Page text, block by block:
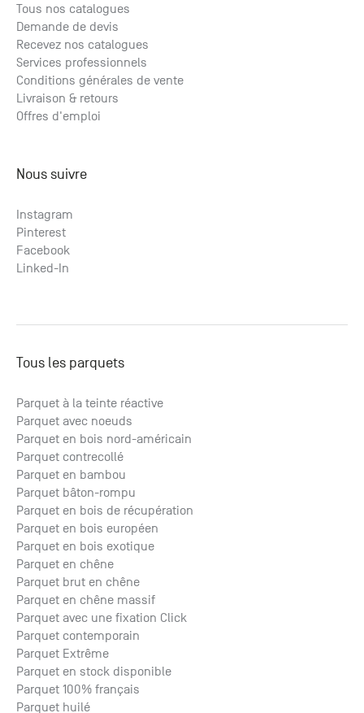
Tous nos catalogues
Demande de devis
Recevez nos catalogues
Services professionnels
Conditions générales de vente
Livraison & retours
Offres d'emploi
Nous suivre
Instagram
Pinterest
Facebook
Linked-In
Tous les parquets
Parquet à la teinte réactive
Parquet avec noeuds
Parquet en bois nord-américain
Parquet contrecollé
Parquet en bambou
Parquet bâton-rompu
Parquet en bois de récupération
Parquet en bois européen
Parquet en bois exotique
Parquet en chêne
Parquet brut en chêne
Parquet en chêne massif
Parquet avec une fixation Click
Parquet contemporain
Parquet Extrême
Parquet en stock disponible
Parquet 100% français
Parquet huilé